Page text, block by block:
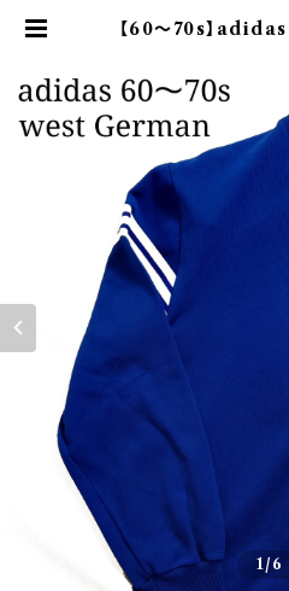
【60～70s】adidas
ンライン古
1/6